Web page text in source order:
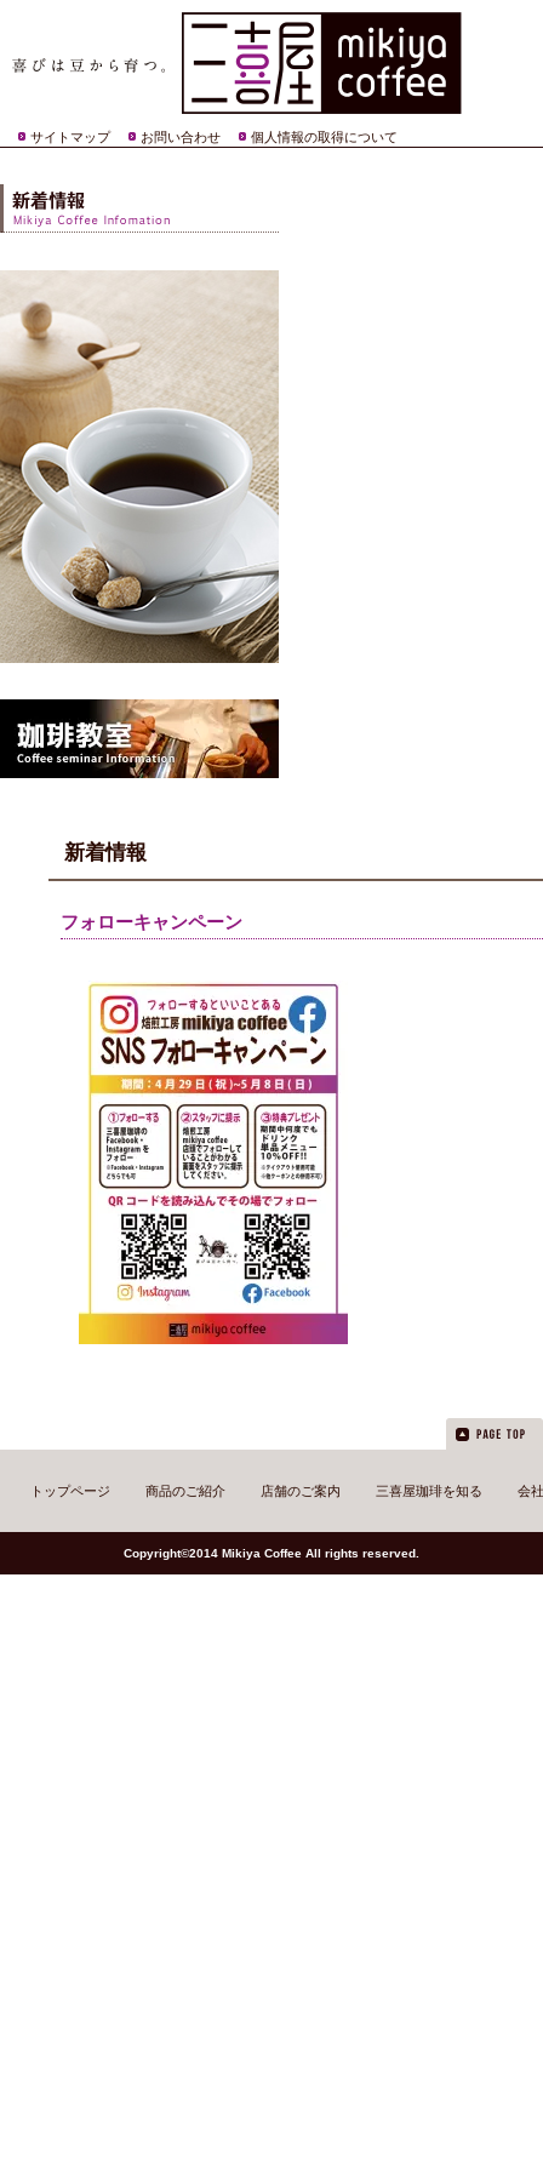
サイトマップ お問い合わせ 個人情報の取得について
新着情報
フォローキャンペーン
トップページ 商品のご紹介 店舗のご案内 三喜屋珈琲を知る 会
Copyright©2014 Mikiya Coffee All rights reserved.